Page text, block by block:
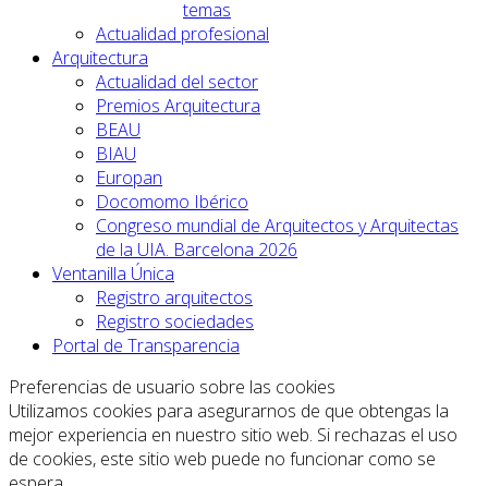
temas
Actualidad profesional
Arquitectura
Actualidad del sector
Premios Arquitectura
BEAU
BIAU
Europan
Docomomo Ibérico
Congreso mundial de Arquitectos y Arquitectas
de la UIA. Barcelona 2026
Ventanilla Única
Registro arquitectos
Registro sociedades
Portal de Transparencia
Preferencias de usuario sobre las cookies
Utilizamos cookies para asegurarnos de que obtengas la
mejor experiencia en nuestro sitio web. Si rechazas el uso
de cookies, este sitio web puede no funcionar como se